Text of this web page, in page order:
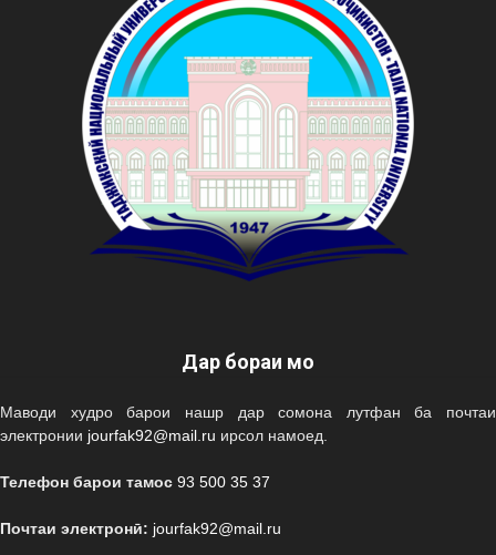
Дар бораи мо
Маводи худро барои нашр дар сомона лутфан ба почтаи
электронии jourfak92@mail.ru ирсол намоед.
Телефон барои тамос 93 500 35 37
Почтаи электронӣ: jourfak92@mail.ru